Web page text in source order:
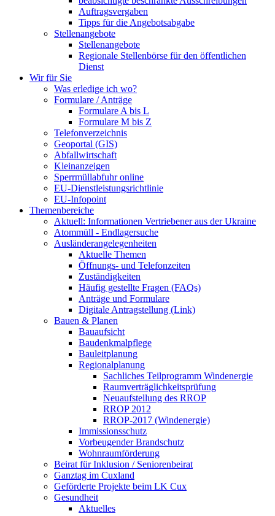
Auftragsvergaben
Tipps für die Angebotsabgabe
Stellenangebote
Stellenangebote
Regionale Stellenbörse für den öffentlichen
Dienst
Wir für Sie
Was erledige ich wo?
Formulare / Anträge
Formulare A bis L
Formulare M bis Z
Telefonverzeichnis
Geoportal (GIS)
Abfallwirtschaft
Kleinanzeigen
Sperrmüllabfuhr online
EU-Dienstleistungsrichtlinie
EU-Infopoint
Themenbereiche
Aktuell: Informationen Vertriebener aus der Ukraine
Atommüll - Endlagersuche
Ausländerangelegenheiten
Aktuelle Themen
Öffnungs- und Telefonzeiten
Zuständigkeiten
Häufig gestellte Fragen (FAQs)
Anträge und Formulare
Digitale Antragstellung (Link)
Bauen & Planen
Bauaufsicht
Baudenkmalpflege
Bauleitplanung
Regionalplanung
Sachliches Teilprogramm Windenergie
Raumverträglichkeitsprüfung
Neuaufstellung des RROP
RROP 2012
RROP-2017 (Windenergie)
Immissionsschutz
Vorbeugender Brandschutz
Wohnraumförderung
Beirat für Inklusion / Seniorenbeirat
Ganztag im Cuxland
Geförderte Projekte beim LK Cux
Gesundheit
Aktuelles